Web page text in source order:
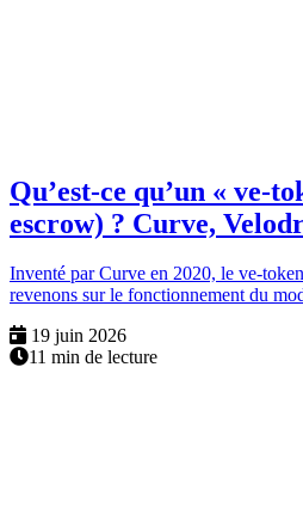
Qu’est-ce qu’un « ve-
escrow) ? Curve,
Inventé par Curve en 2020, le ve-
revenons sur le fonctionnement du
19 juin 2026
11 min de lecture